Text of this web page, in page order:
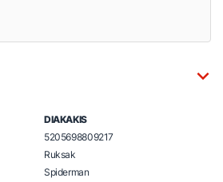
DIAKAKIS
5205698809217
Ruksak
Spiderman